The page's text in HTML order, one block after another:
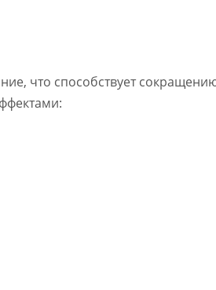
что способствует